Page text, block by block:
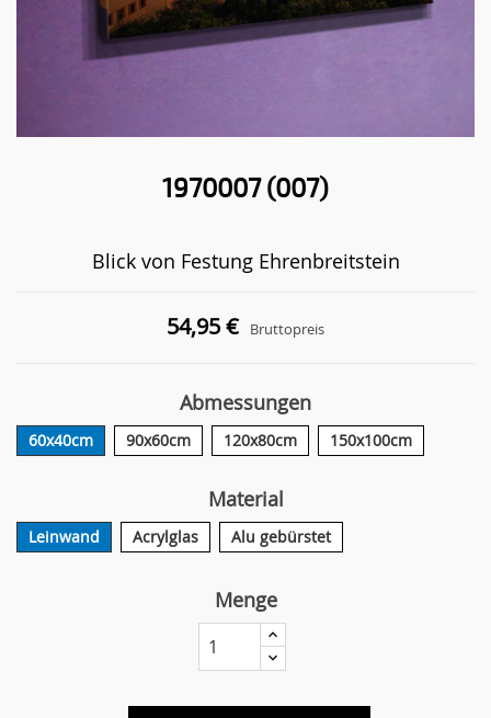
1970007 (007)
Blick von Festung Ehrenbreitstein
54,95 € Bruttopreis
Abmessungen
60x40cm 90x60cm 120x80cm 150x100cm
Material
Leinwand Acrylglas Alu gebürstet
Menge